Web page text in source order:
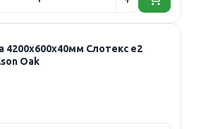
4200х600х40мм Слотекс е2
Oak